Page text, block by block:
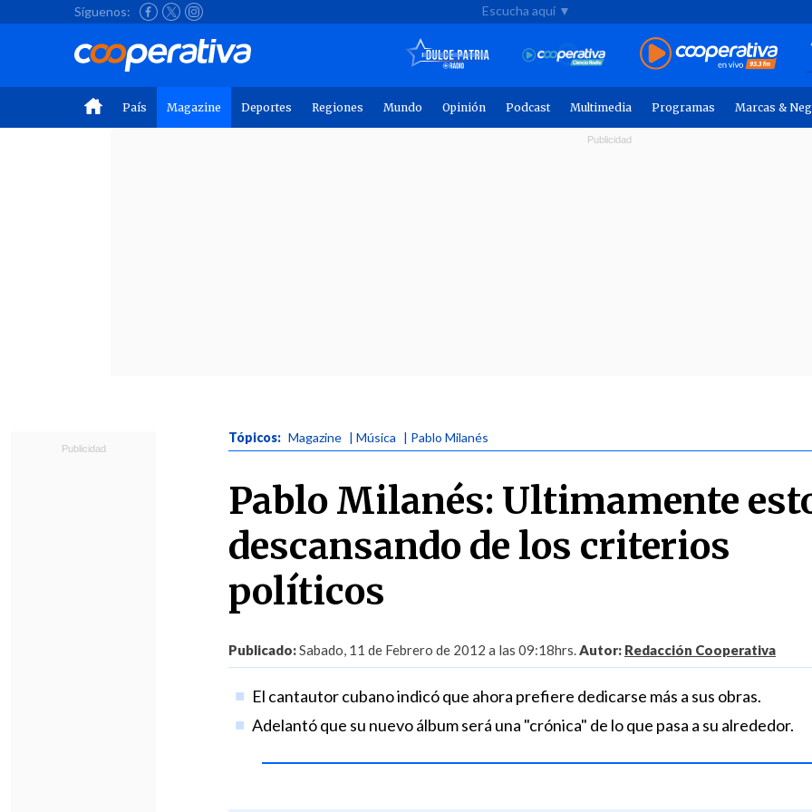
Síguenos: Escucha aquí ▼
País Magazine Deportes Regiones Mundo Opinión Podcast Multimedia Programas Marcas &
Tópicos: Magazine | Música | Pablo Milanés
Pablo Milanés: Ultimamente
descansando de los criterios
políticos
Publicado:Sabado, 11 de Febrero de 2012 a las 09:18hrs.Autor: Redacción Cooperativa
El cantautor cubano indicó que ahora prefiere dedicarse más a sus obras.
Adelantó que su nuevo álbum será una "crónica" de lo que pasa a su alrededor.